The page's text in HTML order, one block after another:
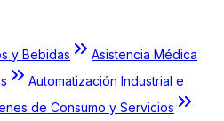
y Bebidas
Asistencia Médica
Automatización Industrial e
de Consumo y Servicios